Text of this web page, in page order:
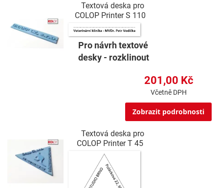
Textová deska pro
COLOP Printer S 110
Pro návrh textové
desky - rozklinout
201,00 Kč
Včetně DPH
Zobrazit podrobnosti
Textová deska pro
COLOP Printer T 45